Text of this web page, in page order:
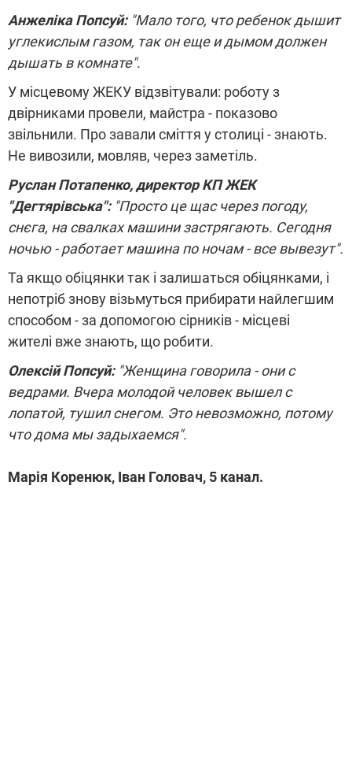
Анжеліка Попсуй: "Мало того, что ребенок дышит
углекислым газом, так он еще и дымом должен
дышать в комнате".
У місцевому ЖЕКУ відзвітували: роботу з
двірниками провели, майстра - показово
звільнили. Про завали сміття у столиці - знають.
Не вивозили, мовляв, через заметіль.
Руслан Потапенко, директор КП ЖЕК
"Дегтярівська": "Просто це щас через погоду,
снєга, на свалках машини застрягають. Сегодня
ночью - работает машина по ночам - все вывезут".
Та якщо обіцянки так і залишаться обіцянками, і
непотріб знову візьмуться прибирати найлегшим
способом - за допомогою сірників - місцеві
жителі вже знають, що робити.
Олексій Попсуй: "Женщина говорила - они с
ведрами. Вчера молодой человек вышел с
лопатой, тушил снегом. Это невозможно, потому
что дома мы задыхаемся".
Марія Коренюк, Іван Головач, 5 канал.